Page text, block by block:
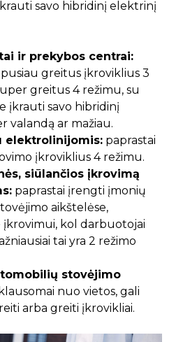
savo hibridinį elektrinį
ir prekybos centrai:
greitus įkroviklius 3
greitus 4 režimu, su
įkrauti savo hibridinį
valandą ar mažiau.
elektrolinijomis: paprastai
įkroviklius 4 režimu.
siūlančios įkrovimą
paprastai įrengti įmonių
aikštelėse,
įkrovimui, kol darbuotojai
tai yra 2 režimo
stovėjimo
nuo vietos, gali
arba greiti įkrovikliai.